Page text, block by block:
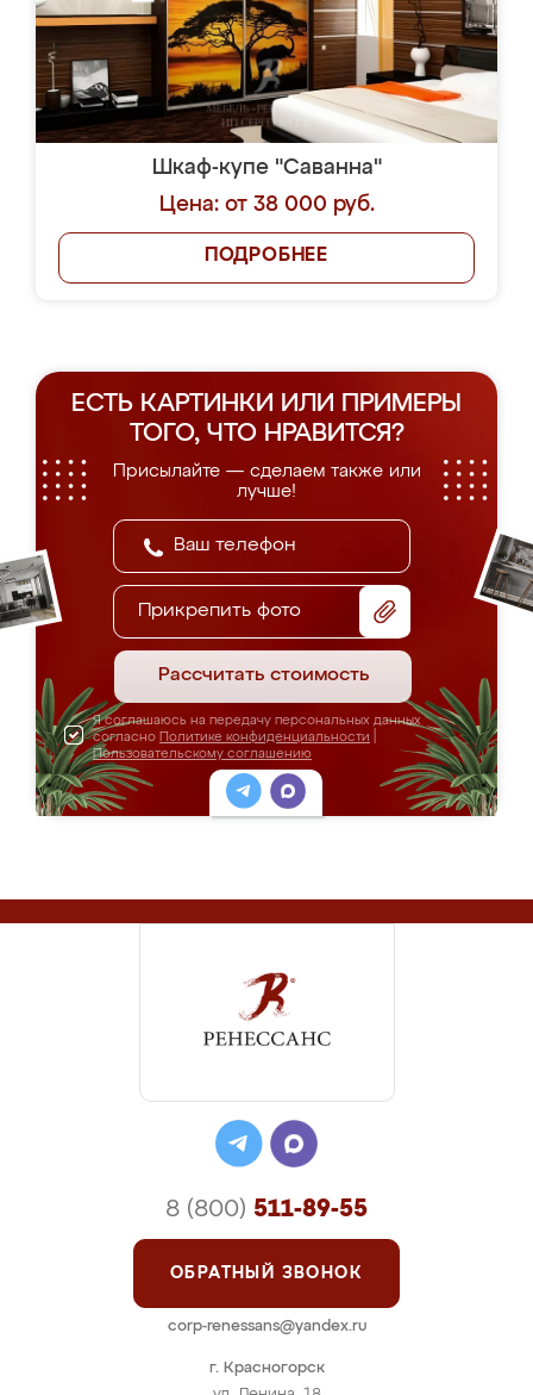
Шкаф-купе "Саванна"
Цена: от 38 000 руб.
ПОДРОБНЕЕ
ЕСТЬ КАРТИНКИ ИЛИ ПРИМЕРЫ
ТОГО, ЧТО НРАВИТСЯ?
Присылайте — сделаем также или
лучше!
Прикрепить фото
Рассчитать стоимость
Я соглашаюсь на передачу персональных данных
согласно Политике конфиденциальности
Пользовательскому соглашению
г. Красногорск
8 (800) 511-89-55
ОБРАТНЫЙ ЗВОНОК
corp-renessans@yandex.ru